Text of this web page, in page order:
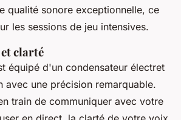
qualité sonore exceptionnelle, ce
les sessions de jeu intensives.
clarté
équipé d'un condensateur électret
avec une précision remarquable.
train de communiquer avec votre